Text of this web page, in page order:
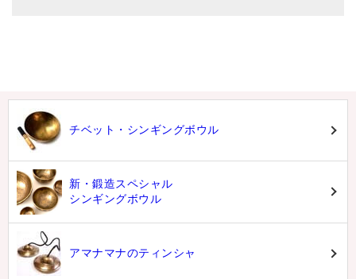
チベット・シンギングボウル
新・鍛造スペシャル
シンギングボウル
アマナマナのティンシャ